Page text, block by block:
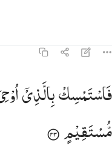
فاستمسك بالذي اوحي اليك
فَٱسْتَمْسِكْ بِٱلَّذِىٓ أُوحِىَ
فَاسْتَمْسِكْبِالَّذِیْۤ
مُّسْتَقِیْمٍ